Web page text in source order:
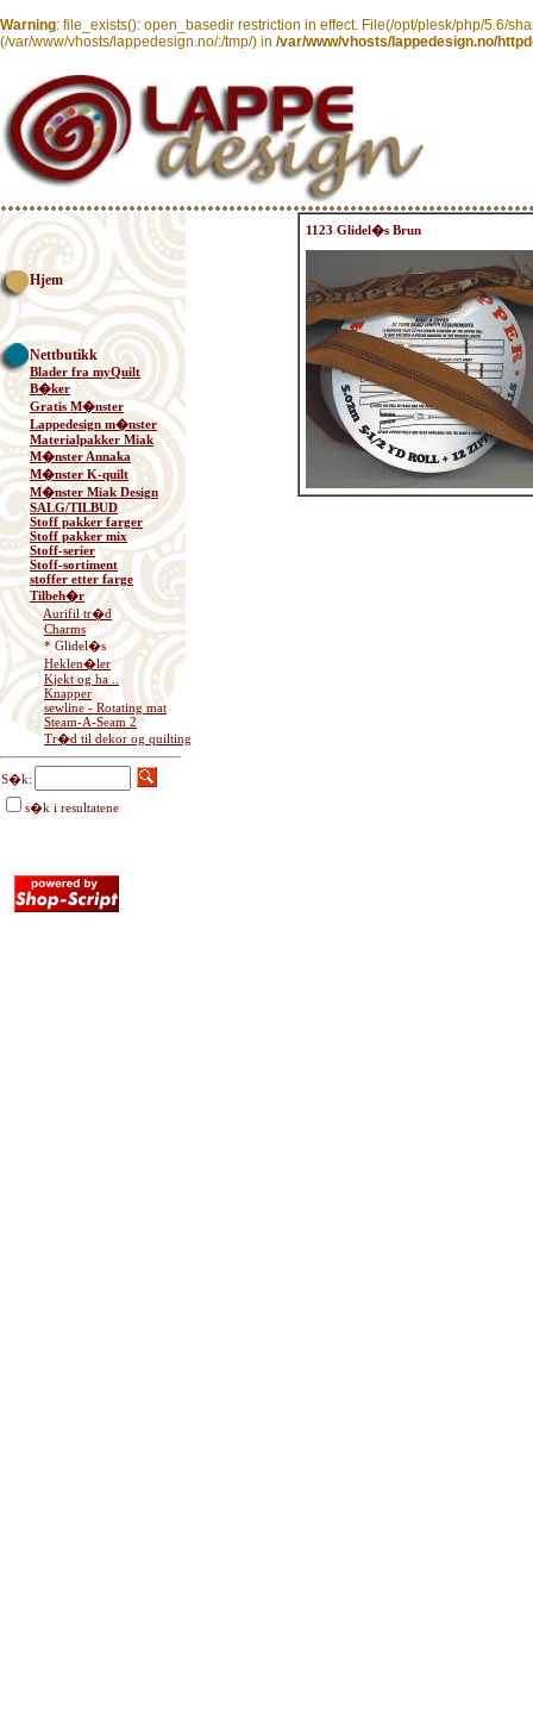
Warning: file_exists(): open_basedir restriction in effect. File(/opt/plesk/php/5.6/
(/var/www/vhosts/lappedesign.no/:/tmp/) in /var/www/vhosts/lappedesign.no/
Hjem
Nettbutikk
Blader fra myQuilt
B�ker
Gratis M�nster
Lappedesign m�nster
Materialpakker Miak
M�nster Annaka
M�nster K-quilt
M�nster Miak Design
SALG/TILBUD
Stoff pakker farger
Stoff pakker mix
Stoff-serier
Stoff-sortiment
stoffer etter farge
Tilbeh�r
Aurifil tr�d
Charms
* Glidel�s
Heklen�ler
Kjekt og ha ..
Knapper
sewline - Rotating mat
Steam-A-Seam 2
Tr�d til dekor og quilting
S�k:
s�k i resultatene
1123 Glidel�s Brun